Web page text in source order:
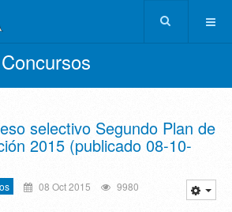
selectivo Segundo Plan de
2015 (publicado 08-10-
08 Oct 2015 9980